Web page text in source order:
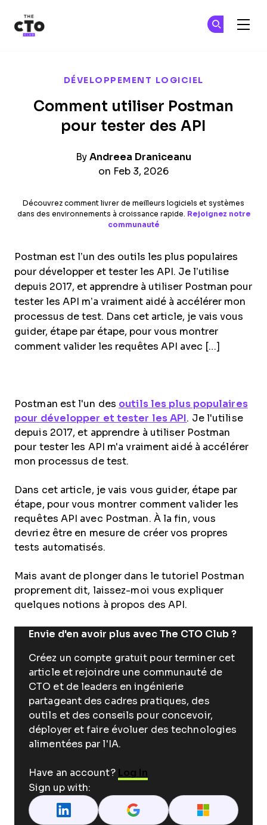
DÉVELOPPEMENT LOGICIEL
Comment utiliser Postman
pour tester des API
By Andreea Draniceanu
on Feb 3, 2026
Découvrez comment livrer de meilleurs logiciels et systèmes
dans des environnements à croissance rapide. Rejoignez notre
communauté
Postman est l’un des outils les plus populaires
pour développer et tester les API. Je l’utilise
depuis 2017, et apprendre à utiliser Postman pour
tester les API m’a vraiment aidé à accélérer mon
processus de test. Dans cet article, je vais vous
guider, étape par étape, pour vous montrer
comment valider les requêtes API avec […]
Postman est l'un des outils les plus populaires
pour développer et tester les API . Je l'utilise
depuis 2017, et apprendre à utiliser Postman
pour tester les API m'a vraiment aidé à accélérer
mon processus de test.
Dans cet article, je vais vous guider, étape par
étape, pour vous montrer comment valider les
requêtes API avec Postman. À la fin, vous
devriez être en mesure de créer vos propres
tests automatisés.
Mais avant de plonger dans le tutoriel Postman
proprement dit, laissez-moi vous expliquer
quelques notions à propos des API.
Envie d'en avoir plus avec The CTO Club ?
Créez un compte gratuit pour terminer cet
article et rejoindre une communauté de
CTO et de leaders en ingénierie
partageant des cadres pratiques, des
outils et des conseils pour concevoir,
déployer et faire évoluer des technologies
alimentées par l'IA.
Have an account? Log In
Sign up with: